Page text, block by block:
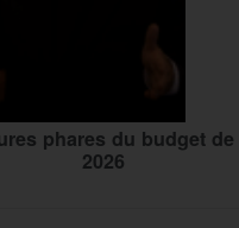
phares du budget
2026